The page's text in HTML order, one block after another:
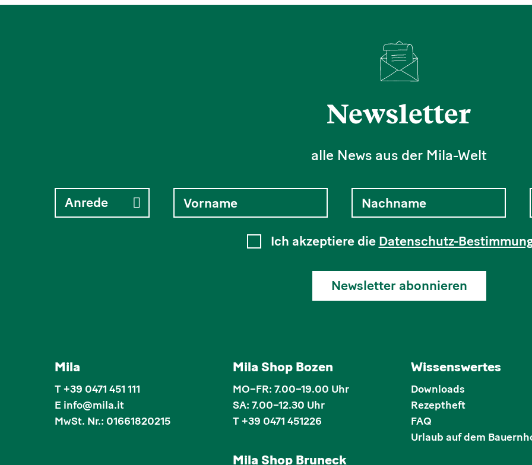
Newsletter
alle News aus der Mila-Welt
Ich akzeptiere die Datenschutz-
Newsletter abonnieren
Mila
T+39 0471 451 111
E info@mila.it
MwSt. Nr.: 01661820215
Mila Shop Bozen
MO–FR: 7.00–19.00 Uhr
SA: 7.00–12.30 Uhr
T +39 0471 451226
Mila Shop Bruneck
Wissenswertes
Downloads
Rezeptheft
FAQ
Urlaub auf dem